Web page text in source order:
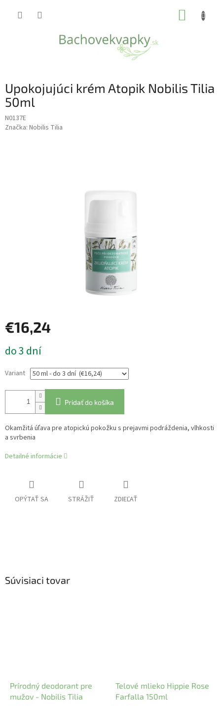
Upokojujúci krém Atopik Nobilis Tilia
50ml
N0137E
Značka: Nobilis Tilia
€16,24
cena:
do 3 dní
Variant
Pridať do košíka
Okamžitá úľava pre atopickú pokožku s prejavmi podráždenia, vlhkosti
a svrbenia
Detailné informácie
OPÝTAŤ SA STRÁŽIŤ ZDIEĽAŤ
Súvisiaci tovar
Prírodný deodorant pre
mužov - Nobilis Tilia
Telové mlieko Hippie Rose
Farfalla 150ml